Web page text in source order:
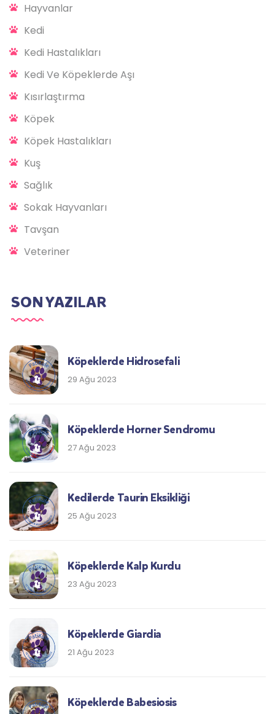
Hayvanlar
Kedi
Kedi Hastalıkları
Kedi Ve Köpeklerde Aşı
Kısırlaştırma
Köpek
Köpek Hastalıkları
Kuş
Sağlık
Sokak Hayvanları
Tavşan
Veteriner
SON YAZILAR
Köpeklerde Hidrosefali
29 Ağu 2023
Köpeklerde Horner Sendromu
27 Ağu 2023
Kedilerde Taurin Eksikliği
25 Ağu 2023
Köpeklerde Kalp Kurdu
23 Ağu 2023
Köpeklerde Giardia
21 Ağu 2023
Köpeklerde Babesiosis